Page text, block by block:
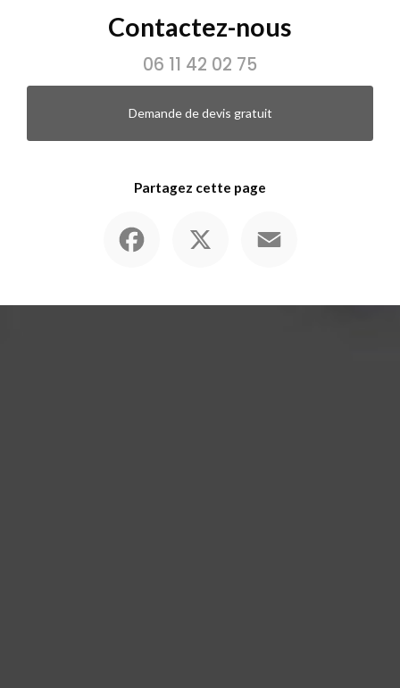
Contactez-nous
06 11 42 02 75
Demande de devis gratuit
Partagez cette page